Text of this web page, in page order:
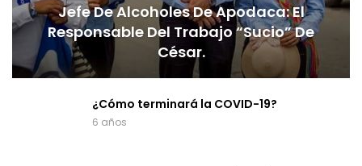
Jefe De Alcoholes De Apodaca: El
Responsable Del Trabajo “sucio” De
César.
¿Cómo terminará la COVID-19?
6 años